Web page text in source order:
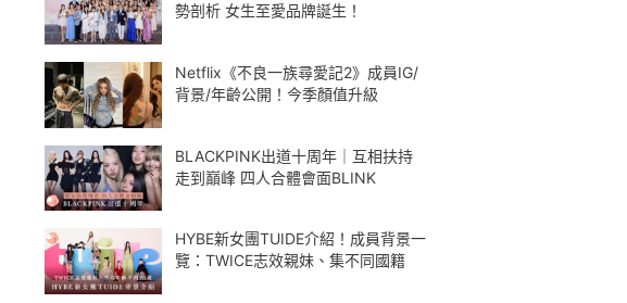
勢剖析 女生至愛品牌誕生！
Netflix《不良一族尋愛記2》成員IG/
背景/年齡公開！今季顏值升級
BLACKPINK出道十周年｜互相扶持
走到巔峰 四人合體會面BLINK
HYBE新女團TUIDE介紹！成員背景一
覽：TWICE志效親妹、集不同國籍